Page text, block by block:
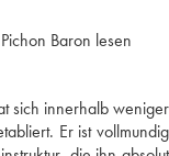
Baron lesen
sich innerhalb weniger
Er ist vollmundig